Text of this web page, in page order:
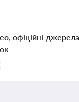
офіційні